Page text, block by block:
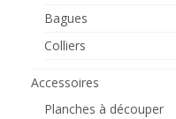
Bagues
Colliers
Accessoires
Planches à découper